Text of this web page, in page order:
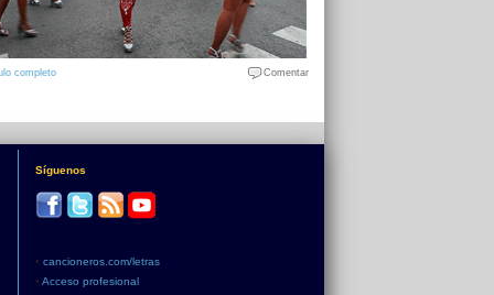
completo Comentar
Síguenos
• cancioneros.com/letras
• Acceso profesional